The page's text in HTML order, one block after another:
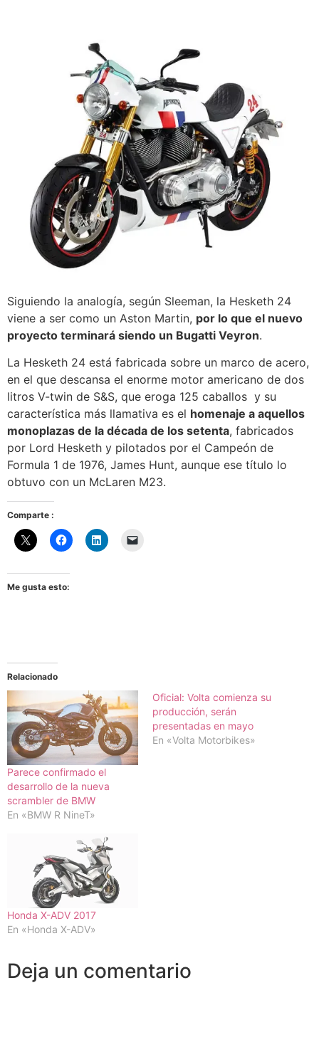
Siguiendo la analogía, según Sleeman, la Hesketh 24
viene a ser como un Aston Martin, por lo que el nuevo
proyecto terminará siendo un Bugatti Veyron.
La Hesketh 24 está fabricada sobre un marco de acero,
en el que descansa el enorme motor americano de dos
litros V-twin de S&S, que eroga 125 caballos y su
característica más llamativa es el homenaje a aquellos
monoplazas de la década de los setenta, fabricados
por Lord Hesketh y pilotados por el Campeón de
Formula 1 de 1976, James Hunt, aunque ese título lo
obtuvo con un McLaren M23.
Comparte :
Me gusta esto:
Relacionado
Parece confirmado el
desarrollo de la nueva
scrambler de BMW
En «BMW R NineT»
Oficial: Volta comienza su
producción, serán
presentadas en mayo
En «Volta Motorbikes»
Honda X-ADV 2017
En «Honda X-ADV»
Deja un comentario